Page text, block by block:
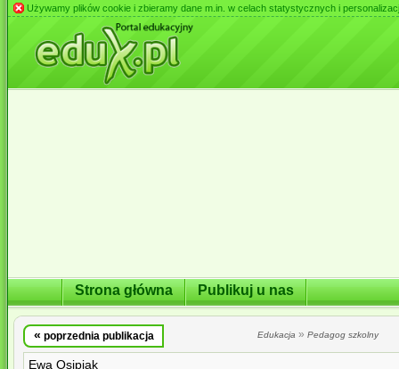
Używamy plików cookie i zbieramy dane m.in. w celach statystycznych i
Strona główna Publikuj u nas
« poprzednia publikacja Edukacja » Pedagog szkolny
Ewa Osipiak